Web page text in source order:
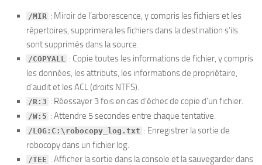
/MIR : Miroir de l’arborescence, y compris les fichiers et les
répertoires, supprimera les fichiers dans la destination s’ils
sont supprimés dans la source.
/COPYALL : Copie toutes les informations de fichier, y compris
les données, les attributs, les informations de propriétaire,
d’audit et les ACL (droits NTFS).
/R:3 : Réessayer 3 fois en cas d’échec de copie d’un fichier.
/W:5 : Attendre 5 secondes entre chaque tentative.
/LOG:C:\robocopy_log.txt : Enregistrer la sortie de
robocopy dans un fichier log.
/TEE : Afficher la sortie dans la console et la sauvegarder dans